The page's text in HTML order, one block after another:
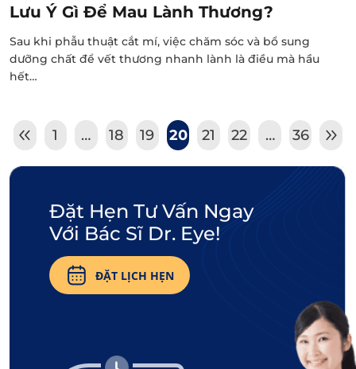
Lưu Ý Gì Để Mau Lành Thương?
Sau khi phẫu thuật cắt mí, việc chăm sóc và bổ sung
dưỡng chất để vết thương nhanh lành là điều mà hầu
hết…
1 … 18 19 20 21 22 … 36
Đặt Hẹn Tư Vấn Ngay
Với Bác Sĩ Dr. Eye!
ĐẶT LỊCH HẸN